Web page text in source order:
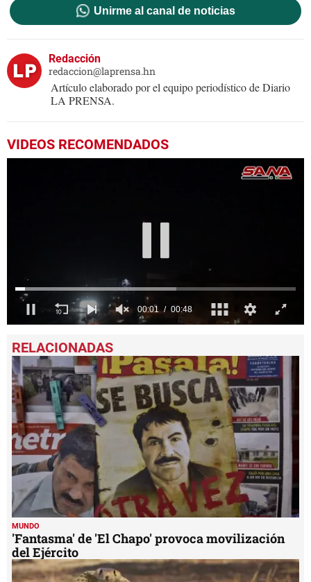
Unirme al canal de noticias
Redacción
redaccion@laprensa.hn
Artículo elaborado por el equipo periodístico de Diario
LA PRENSA.
VIDEOS RECOMENDADOS
seconds
of
49
seconds
MUNDO
'Fantasma' de 'El Chapo' provoca movilización
del Ejército